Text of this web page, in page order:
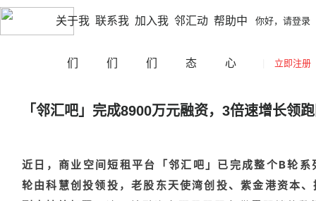
切换城市 网站导航
立即注册
你好，请登录
关于我
们
联系我
们
加入我
们
邻汇动
态
帮助中
心
你好，请登录
立即注册
「​邻汇吧」完成8900万元融资，3倍速增长领
近日，商业空间短租平台「邻汇吧」已完成整个B轮
轮由科慧创投领投，老股东天使湾创投、紫金港资本